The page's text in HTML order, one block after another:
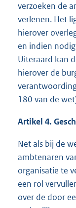
verzoeken de
verlenen. Het
hierover
en indien
Uiteraard kan
hierover de
180 van de
Artikel 4.
Net als bij de
ambtenaren
organisatie te
een rol
over de door